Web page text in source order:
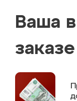
Ваша